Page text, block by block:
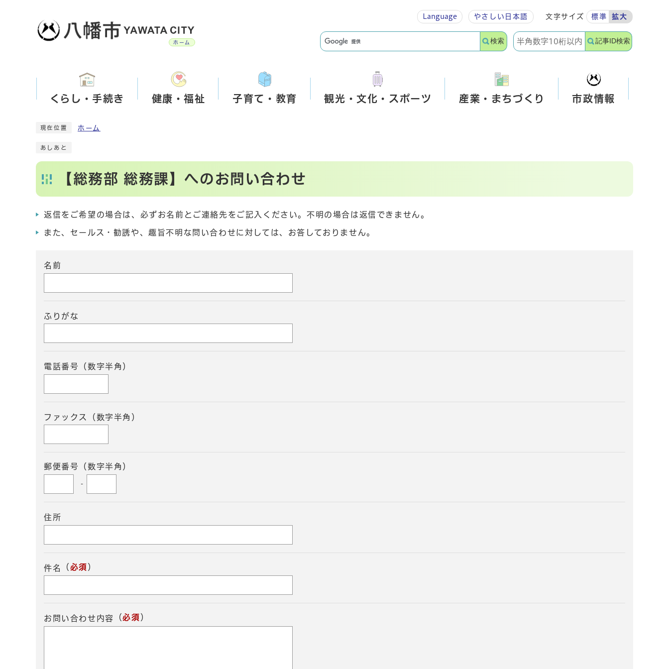
ホーム
Language やさしい 日本語 文字サイズ 標準 拡大
検索 記事ID検索
くらし・手続き 健康・福祉 子育て・教育 観光・文化・スポーツ 産業・まちづくり 市政情報
現在位置 ホーム
あしあと
【総務部 総務課】へのお問い合わせ
返信をご希望の場合は、必ずお名前とご連絡先をご記入ください。不明の場合は返信できません。
また、セールス・勧誘や、趣旨不明な問い合わせに対しては、お答しておりません。
名前
ふりがな
電話番号（数字半角）
ファックス（数字半角）
郵便番号（数字半角）
-
住所
件名 （ 必須 ）
お問い合わせ内容 （必須 ）